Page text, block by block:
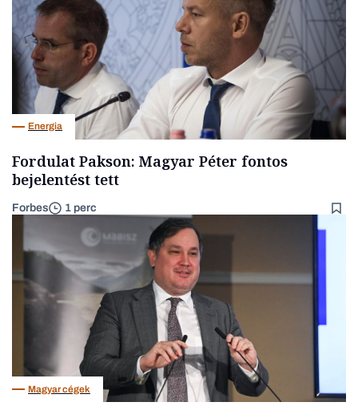
Energia
Fordulat Pakson: Magyar Péter fontos
bejelentést tett
Forbes 1 perc
Magyar cégek